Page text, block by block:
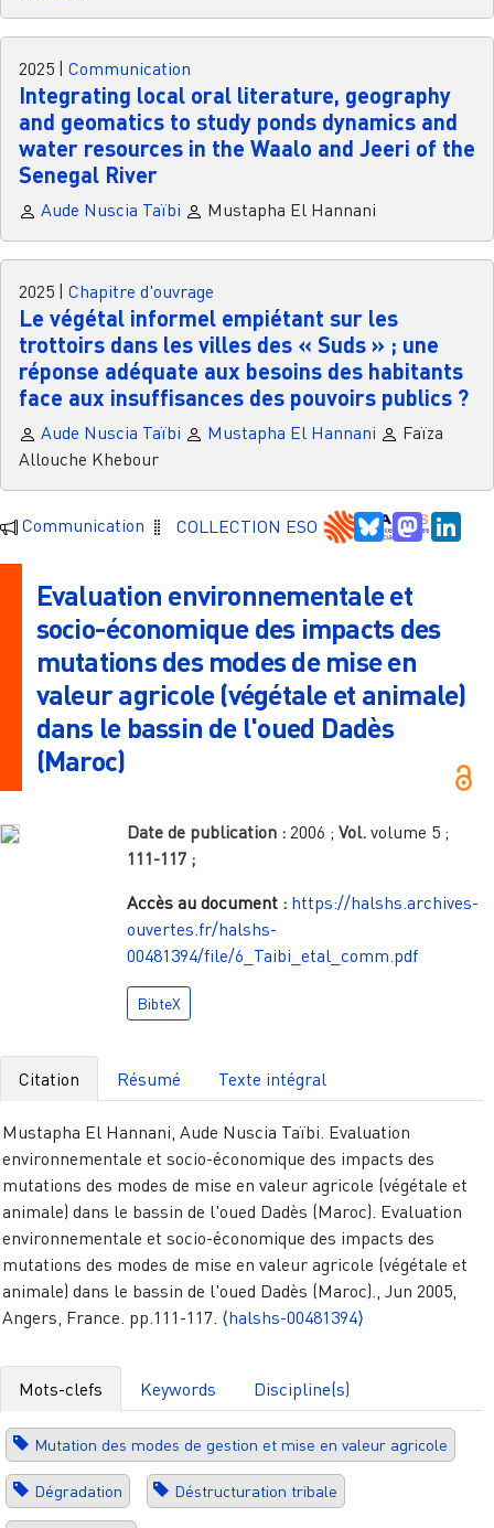
2025 Communication
Integrating local oral literature, geography
and geomatics to study ponds dynamics and
water resources in the Waalo and Jeeri of the
Senegal River
Aude Nuscia Taïbi Mustapha El Hannani
2025 Chapitre d'ouvrage
Le végétal informel empiétant sur les
trottoirs dans les villes des « Suds » ; une
réponse adéquate aux besoins des habitants
face aux insuffisances des pouvoirs publics ?
Aude Nuscia Taïbi Mustapha El Hannani
Faïza
Allouche Khebour
Communication COLLECTION ESO Bluesky
Evaluation environnementale et
socio-économique des impacts des
mutations des modes de mise en
valeur agricole (végétale et animale)
dans le bassin de l'oued Dadès
(Maroc)
Date de publication : 2006 ;Vol.volume 5 ;
111-117 ;
Accès au document : https://halshs.archives-
ouvertes.fr/halshs-
00481394/file/6_Taibi_etal_comm.pdf
BibteX
Citation Résumé Texte intégral
Mustapha El Hannani, Aude Nuscia Taïbi. Evaluation
environnementale et socio-économique des impacts des
mutations des modes de mise en valeur agricole (végétale et
animale) dans le bassin de l'oued Dadès (Maroc). Evaluation
environnementale et socio-économique des impacts des
mutations des modes de mise en valeur agricole (végétale et
animale) dans le bassin de l'oued Dadès (Maroc)., Jun 2005,
Angers, France. pp.111-117. ⟨halshs-00481394⟩
Mots-clefs Keywords Discipline(s)
Mutation des modes de gestion et mise en valeur agricole
Dégradation Déstructuration tribale